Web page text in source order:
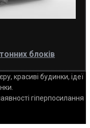
блоків
красиві будинки, ідеї
гіперпосилання